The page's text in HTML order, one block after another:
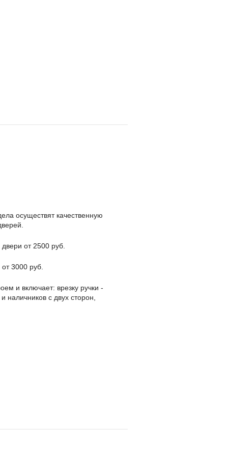
осуществят качественную
от 2500 руб.
3000 руб.
и включает: врезку ручки -
наличников с двух сторон,